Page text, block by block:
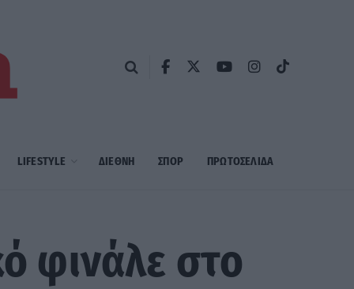
LIFESTYLE ΔΙΕΘΝΗ ΣΠΟΡ ΠΡΩΤΟΣΈΛΙΔΑ
φινάλε στο